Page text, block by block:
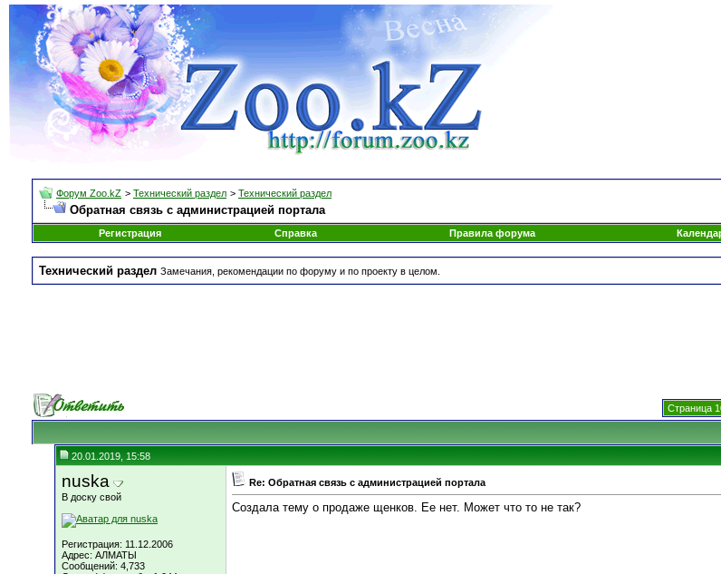
Форум Zoo.kZ > Технический раздел > Технический раздел
Обратная связь с администрацией портала
Регистрация
Справка Правила форума
Технический раздел Замечания, рекомендации по форуму и по проекту в целом.
Страница
20.01.2019, 15:58
nuska
В доску свой
Регистрация: 11.12.2006
Адрес: АЛМАТЫ
Сообщений: 4,733
Re: Обратная связь с администрацией портала
Создала тему о продаже щенков. Ее нет. Может что то не так?